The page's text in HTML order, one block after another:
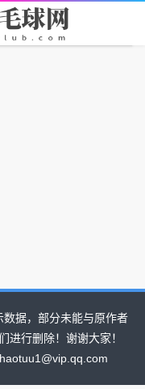
> 皮跳了
据，部分未能与原作者
进行删除！谢谢大家！